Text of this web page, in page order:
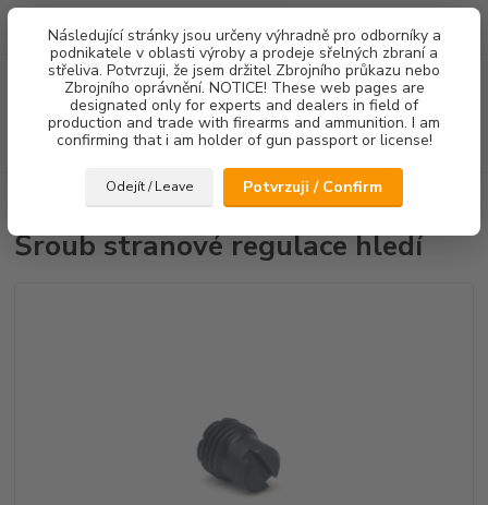
Následující stránky jsou určeny výhradně pro odborníky a
podnikatele v oblasti výroby a prodeje sřelných zbraní a
střeliva. Potvrzuji, že jsem držitel Zbrojního průkazu nebo
Zbrojního oprávnění. NOTICE! These web pages are
designated only for experts and dealers in field of
production and trade with firearms and ammunition. I am
confirming that i am holder of gun passport or license!
Odejít / Leave Potvrzuji / Confirm
Menu
Hledat
za0,00 Kč
Náhradní díly Šroub stranové regulace hledí
Šroub stranové regulace hledí